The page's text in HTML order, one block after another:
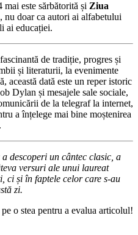
este sărbătorită și Ziua
, nu doar ca autori ai alfabetului
ai educației.
de tradiție, progres și
și literaturii, la evenimente
această dată este un reper istoric
Dylan și mesajele sale sociale,
de la telegraf la internet,
a înțelege mai bine moștenirea
descoperi un cântec clasic, a
versuri ale unui laureat
ci și în faptele celor care s-au
zi.
o stea pentru a evalua articolul!